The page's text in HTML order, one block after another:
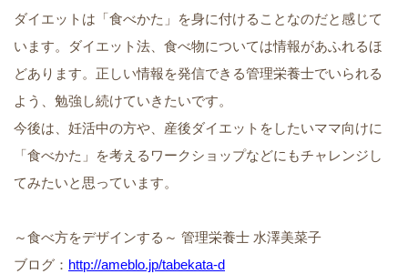
ダイエットは「食べかた」を身に付けることなのだと感じて
います。ダイエット法、食べ物については情報があふれるほ
どあります。正しい情報を発信できる管理栄養士でいられる
よう、勉強し続けていきたいです。
今後は、妊活中の方や、産後ダイエットをしたいママ向けに
「食べかた」を考えるワークショップなどにもチャレンジし
てみたいと思っています。
～食べ方をデザインする～ 管理栄養士 水澤美菜子
ブログ： http://ameblo.jp/tabekata-d